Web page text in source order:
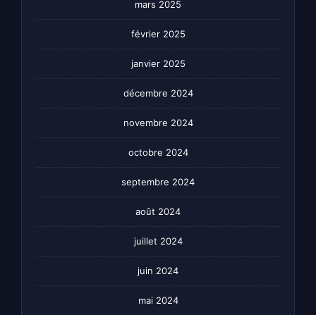
mars 2025
février 2025
janvier 2025
décembre 2024
novembre 2024
octobre 2024
septembre 2024
août 2024
juillet 2024
juin 2024
mai 2024